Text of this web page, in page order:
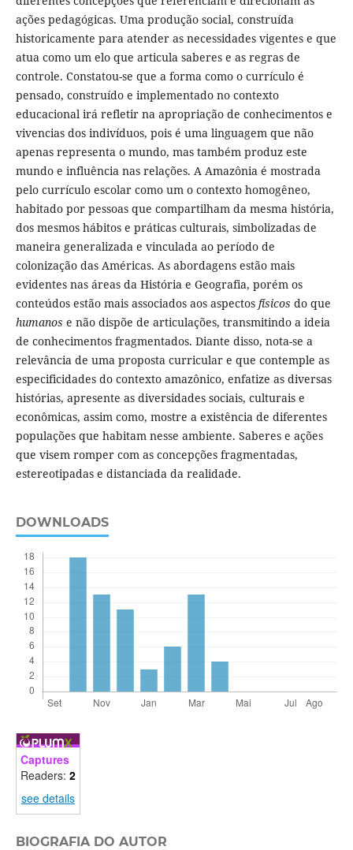
ações pedagógicas. Uma produção social, construída
historicamente para atender as necessidades vigentes e que
atua como um elo que articula saberes e as regras de
controle. Constatou-se que a forma como o currículo é
pensado, construído e implementado no contexto
educacional irá refletir na apropriação de conhecimentos e
vivencias dos indivíduos, pois é uma linguagem que não
apenas representa o mundo, mas também produz este
mundo e influência nas relações. A Amazônia é mostrada
pelo currículo escolar como um o contexto homogêneo,
habitado por pessoas que compartilham da mesma história,
dos mesmos hábitos e práticas culturais, simbolizadas de
maneira generalizada e vinculada ao período de
colonização das Américas. As abordagens estão mais
evidentes nas áreas da História e Geografia, porém os
conteúdos estão mais associados aos aspectos físicos do que
humanos e não dispõe de articulações, transmitindo a ideia
de conhecimentos fragmentados. Diante disso, nota-se a
relevância de uma proposta curricular e que contemple as
especificidades do contexto amazônico, enfatize as diversas
histórias, apresente as diversidades sociais, culturais e
econômicas, assim como, mostre a existência de diferentes
populações que habitam nesse ambiente. Saberes e ações
que visem romper com as concepções fragmentadas,
estereotipadas e distanciada da realidade.
DOWNLOADS
Captures
Readers: 2
see details
BIOGRAFIA DO AUTOR